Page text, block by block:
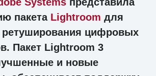
пакета Lightroom для
ретуширования цифровых
Пакет Lightroom 3
и новые